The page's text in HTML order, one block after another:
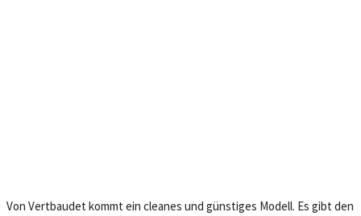
Von Vertbaudet kommt ein cleanes und günstiges Modell. Es gibt den